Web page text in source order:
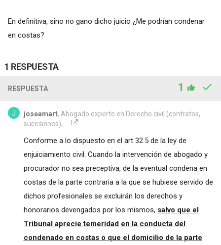
En definitiva, sino no gano dicho juicio ¿Me podrían condenar
en costas?
1 RESPUESTA
RESPUESTA 1
joseamart, Abogado experto en Derecho civil (contratos,
sucesiones),...
Conforme a lo dispuesto en el art 32.5 de la ley de
enjuiciamiento civil: Cuando la intervención de abogado y
procurador no sea preceptiva, de la eventual condena en
costas de la parte contraria a la que se hubiese servido de
dichos profesionales se excluirán los derechos y
honorarios devengados por los mismos, salvo que el
Tribunal aprecie temeridad en la conducta del
condenado en costas o que el domicilio de la parte